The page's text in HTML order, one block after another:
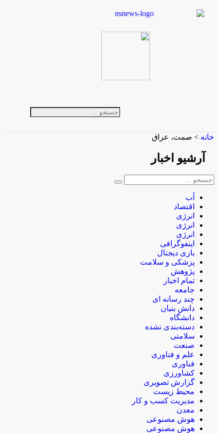
خانه > صمت، عراق
آرشیو اخبار
آب
اقتصاد
انرژی
انرژی
انرژی
اینفوگرافی
بازی دیجتال
پزشکی و سلامت
پژوهش
تمام اخبار
جامعه
چند رسانه ای
دانش بنیان
دانشگاه
دسته‌بندی نشده
سلامتی
صنعت
علم و فناوری
فناوری
کشاورزی
گزارش تصویری
محیط زیست
مدیریت کسب و کار
معدن
هوش مصنوعی
هوش مصنوعی